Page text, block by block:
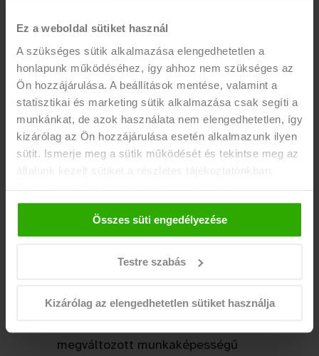
Ez a weboldal sütiket használ
A szükséges sütik alkalmazása elengedhetetlen a
honlapunk működéséhez, így ahhoz nem szükséges az
Ön hozzájárulása. A beállítások mentése, valamint a
statisztikai és marketing sütik alkalmazása csak segíti a
munkánkat, de azok használata nem elengedhetetlen, így
kizárólag az Ön hozzájárulása esetén alkalmazunk ilyen
sütit. Ismerje meg a sütik működését és tekintse meg az
általunk kezelt sütiket a részletes tájékoztatónkban.
Bármikor módosíthatja vagy visszavonhatja a
hozzájárulását a weboldalunk láblécében található "Süti
tájékoztató" feliratra kattintva.
Összes süti engedélyezése
Testre szabás
Kizárólag az elengedhetetlen sütiket használja
szabályozási, mind a támogatói ismeretek
elsajátítására hangsúlyt fektetünk.
Mindeközben a résztvevők élményekhez is
jutnak és bővülnek a kompetenciáik, amellyel
a szerepüket sikeresen be tudják tölteni.
A felkészítés 2x6 órás, online vagy
keretében érhető el.A részvevők
tanúsítványt kapnak. Szakértő
partnerünk a felkészítésben a SZTÁV
Felnőttképző Zrt.
megváltozott munkaképességű